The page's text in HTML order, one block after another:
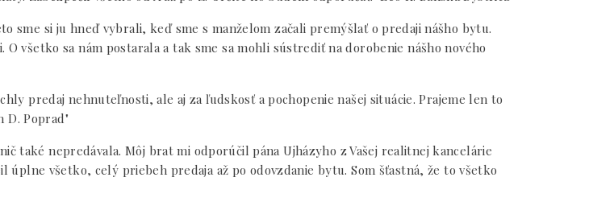
sme si ju hneď vybrali, keď sme s manželom začali premýšlať o predaji nášho bytu.
všetko sa nám postarala a tak sme sa mohli sústrediť na dorobenie nášho nového
predaj nehnuteľnosti, ale aj za ľudskosť a pochopenie našej situácie. Prajeme len to
D. Poprad"
také nepredávala. Môj brat mi odporúčil pána Ujházyho z Vašej realitnej kancelárie
úplne všetko, celý priebeh predaja až po odovzdanie bytu. Som šťastná, že to všetko